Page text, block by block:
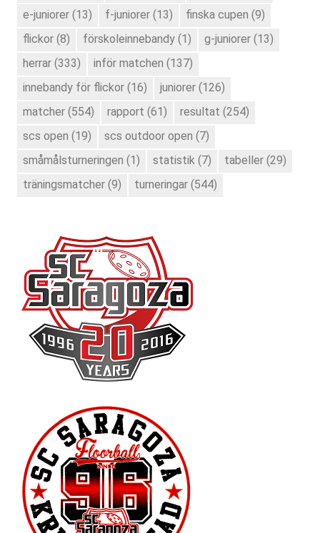
e-juniorer (13) f-juniorer (13) finska cupen (9)
flickor (8) förskoleinnebandy (1) g-juniorer (13)
herrar (333) inför matchen (137)
innebandy för flickor (16) juniorer (126)
matcher (554) rapport (61) resultat (254)
scs open (19) scs outdoor open (7)
småmålsturneringen (1) statistik (7) tabeller (29)
träningsmatcher (9) turneringar (544)